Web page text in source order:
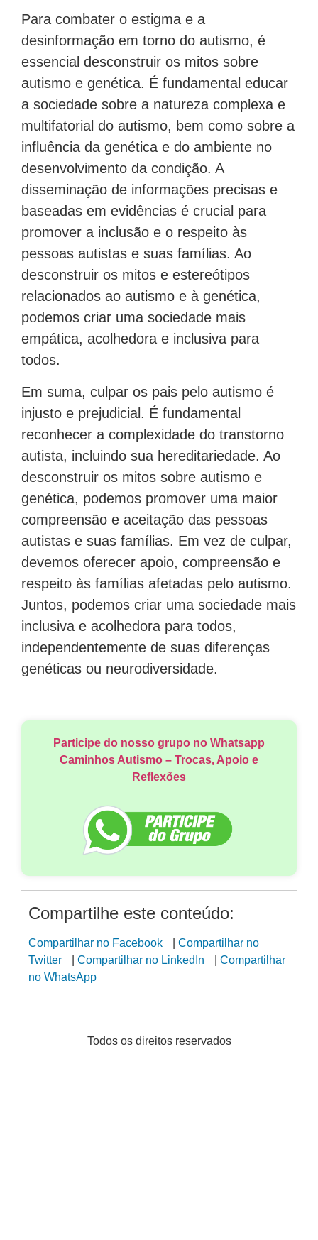
Para combater o estigma e a
desinformação em torno do autismo, é
essencial desconstruir os mitos sobre
autismo e genética. É fundamental educar
a sociedade sobre a natureza complexa e
multifatorial do autismo, bem como sobre a
influência da genética e do ambiente no
desenvolvimento da condição. A
disseminação de informações precisas e
baseadas em evidências é crucial para
promover a inclusão e o respeito às
pessoas autistas e suas famílias. Ao
desconstruir os mitos e estereótipos
relacionados ao autismo e à genética,
podemos criar uma sociedade mais
empática, acolhedora e inclusiva para
todos.
Em suma, culpar os pais pelo autismo é
injusto e prejudicial. É fundamental
reconhecer a complexidade do transtorno
autista, incluindo sua hereditariedade. Ao
desconstruir os mitos sobre autismo e
genética, podemos promover uma maior
compreensão e aceitação das pessoas
autistas e suas famílias. Em vez de culpar,
devemos oferecer apoio, compreensão e
respeito às famílias afetadas pelo autismo.
Juntos, podemos criar uma sociedade mais
inclusiva e acolhedora para todos,
independentemente de suas diferenças
genéticas ou neurodiversidade.
Participe do nosso grupo no Whatsapp
Caminhos Autismo – Trocas, Apoio e
Reflexões
Compartilhe este conteúdo:
Compartilhar no Facebook
Compartilhar no
Twitter
Compartilhar no LinkedIn
Compartilhar
no WhatsApp
Todos os direitos reservados